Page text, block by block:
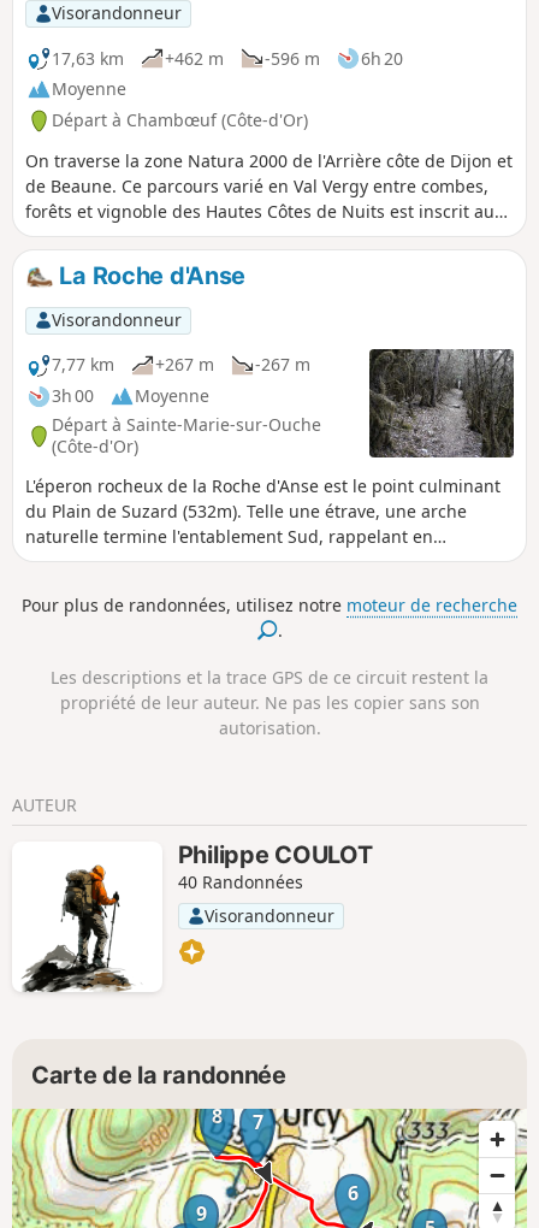
Visorandonneur
17,63 km
+462 m -596 m
6h 20
Moyenne
Départ à Chambœuf (Côte-d'Or)
On traverse la zone Natura 2000 de l'Arrière côte de Dijon et
de Beaune. Ce parcours varié en Val Vergy entre combes,
forêts et vignoble des Hautes Côtes de Nuits est inscrit au
patrimoine mondial de l'UNESCO au titre de paysage
culturel des Climats du vignoble de Bourgogne. Les ruines
du plus puissant château-fort de la région offrent des
panoramas sur les Forêts Domaniales de Mantuan et de
Détain-Gergueil. Chaque village traversé possède son lavoir.
La Roche d'Anse
Visorandonneur
7,77 km
+267 m
-267 m
3h 00
Moyenne
Départ à Sainte-Marie-sur-Ouche
(Côte-d'Or)
L'éperon rocheux de la Roche d'Anse est le point culminant
du Plain de Suzard (532m). Telle une étrave, une arche
naturelle termine l'entablement Sud, rappelant en
réduction celle de la falaise d’Étretat.
Pour plus de randonnées, utilisez notre moteur de recherche
.
Les descriptions et la trace GPS de ce circuit restent la
propriété de leur auteur. Ne pas les copier sans son
autorisation.
AUTEUR
Philippe COULOT
40 Randonnées
Visorandonneur
Carte de la randonnée
6
7
8
9